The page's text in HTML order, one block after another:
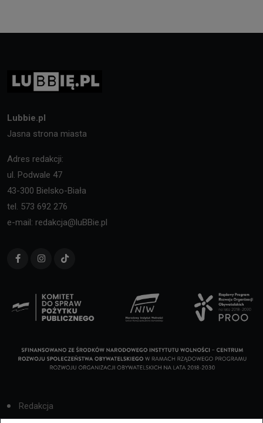
Lubbie.pl
Jasna strona miasta
Adres redakcji:
ul. Podwale 47
43-300 Bielsko-Biała
tel. 573 692 276
e-mail: redakcja@luBBie.pl
Redakcja